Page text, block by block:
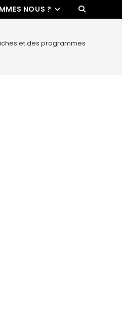
NOUS ?
et des programmes